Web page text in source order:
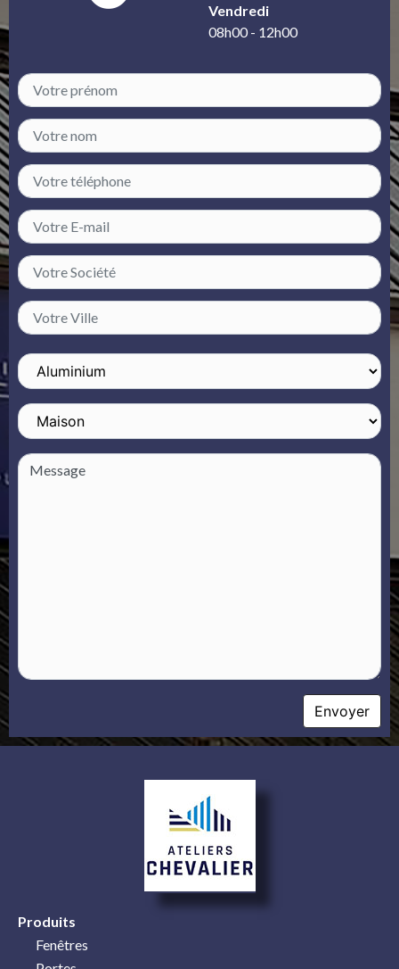
Vendredi
08h00 - 12h00
Produits
Fenêtres